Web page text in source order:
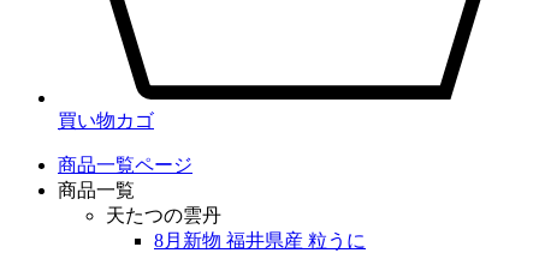
買い物カゴ
商品一覧ページ
商品一覧
天たつの雲丹
8月新物 福井県産 粒うに